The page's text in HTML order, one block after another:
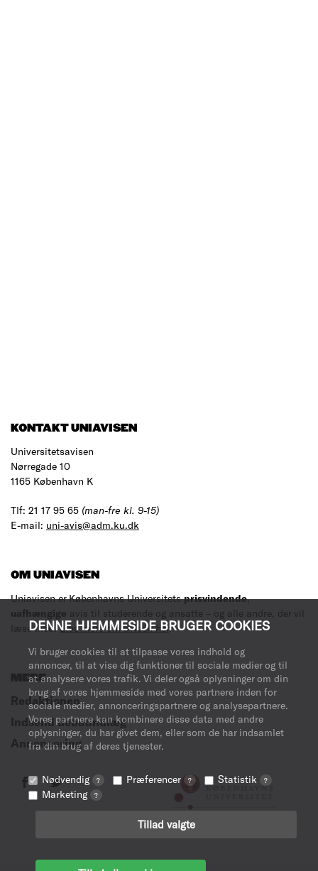
DENNE HJEMMESIDE BRUGER COOKIES
Vi bruger cookies til at tilpasse vores indhold og
annoncer, til at vise dig funktioner til sociale medier og til
at analysere vores trafik. Vi deler også oplysninger om din
brug af vores hjemmeside med vores partnere inden for
sociale medier, annonceringspartnere og analysepartnere.
Vores partnere kan kombinere disse data med andre
oplysninger, du har givet dem, eller som de har indsamlet
fra din brug af deres tjenester.
Nødvendig ? Præferencer ? Statistik ?
Marketing ?
Tillad valgte
KONTAKT UNIAVISEN
Universitetsavisen
Nørregade 10
1165 København K
Tlf: 21 17 95 65 (man-fre kl. 9-15)
E-mail: uni-avis@adm.ku.dk
OM UNIAVISEN
Uniavisen er Københavns Universitetsprisvindende,
uafhængige avis til studerende og ansatte – og alle andre, der vil
læse med.Læs mere om avisen her.
MERE
Redaktionen
Indsend debatindlæg
Annoncering